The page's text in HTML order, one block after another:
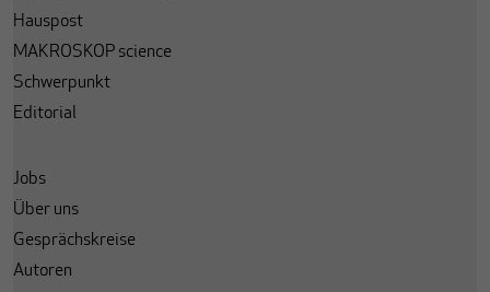
Hauspost
MAKROSKOP science
Schwerpunkt
Editorial
Jobs
Über uns
Gesprächskreise
Autoren